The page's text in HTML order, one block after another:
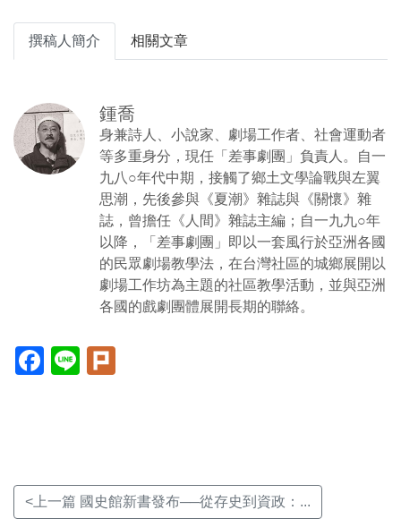
撰稿人簡介 相關文章
鍾喬
身兼詩人、小說家、劇場工作者、社會運動者
等多重身分，現任「差事劇團」負責人。自一
九八○年代中期，接觸了鄉土文學論戰與左翼
思潮，先後參與《夏潮》雜誌與《關懷》雜
誌，曾擔任《人間》雜誌主編；自一九九○年
以降，「差事劇團」即以一套風行於亞洲各國
的民眾劇場教學法，在台灣社區的城鄉展開以
劇場工作坊為主題的社區教學活動，並與亞洲
各國的戲劇團體展開長期的聯絡。
Facebook(另
開
Line(另
開
<上一篇 國史館新書發布──從存史到資政：...